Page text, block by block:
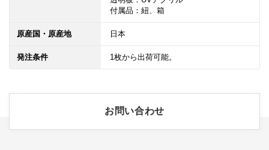
付属品：紐、箱
原産国・原産地 日本
発注条件 1枚から出荷可能。
お問い合わせ